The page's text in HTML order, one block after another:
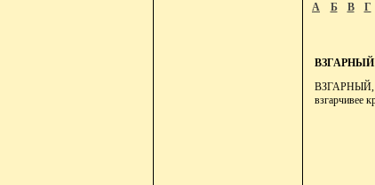
А Б В Г
ВЗГАРНЫЙ
ВЗГАРНЫЙ,
взгарчивее